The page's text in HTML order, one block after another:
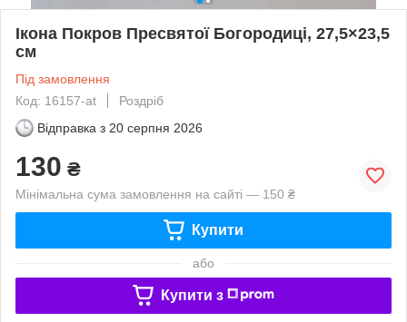
Ікона Покров Пресвятої Богородиці, 27,5×23,5
см
Під замовлення
Код: 16157-at
Роздріб
Відправка з 20 серпня 2026
130 ₴
Мінімальна сума замовлення на сайті — 150 ₴
Купити
або
Купити з